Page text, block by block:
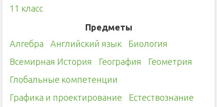
11 класс
Предметы
Алгебра
Английский язык
Биология
Всемирная История
География
Геометрия
Глобальные компетенции
Графика и проектирование
Естествознание